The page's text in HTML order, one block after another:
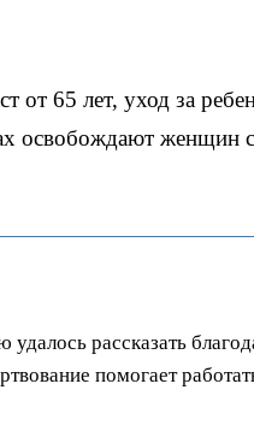
от 65 лет, уход за
освобождают женщин
рассказать
помогает